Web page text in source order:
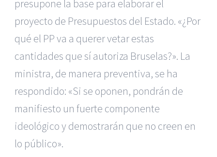
presupone la base para elaborar el
proyecto de Presupuestos del Estado. «¿Por
qué el PP va a querer vetar estas
cantidades que sí autoriza Bruselas?». La
ministra, de manera preventiva, se ha
respondido: «Si se oponen, pondrán de
manifiesto un fuerte componente
ideológico y demostrarán que no creen en
lo público».